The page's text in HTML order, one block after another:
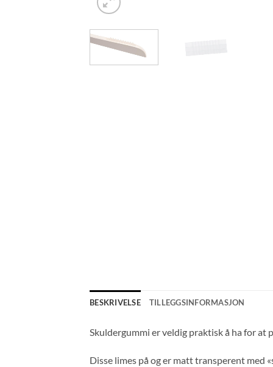
BESKRIVELSE TILLEGGSINFORMASJON
Skuldergummi er veldig praktisk å ha for at
Disse limes på og er matt transperent med